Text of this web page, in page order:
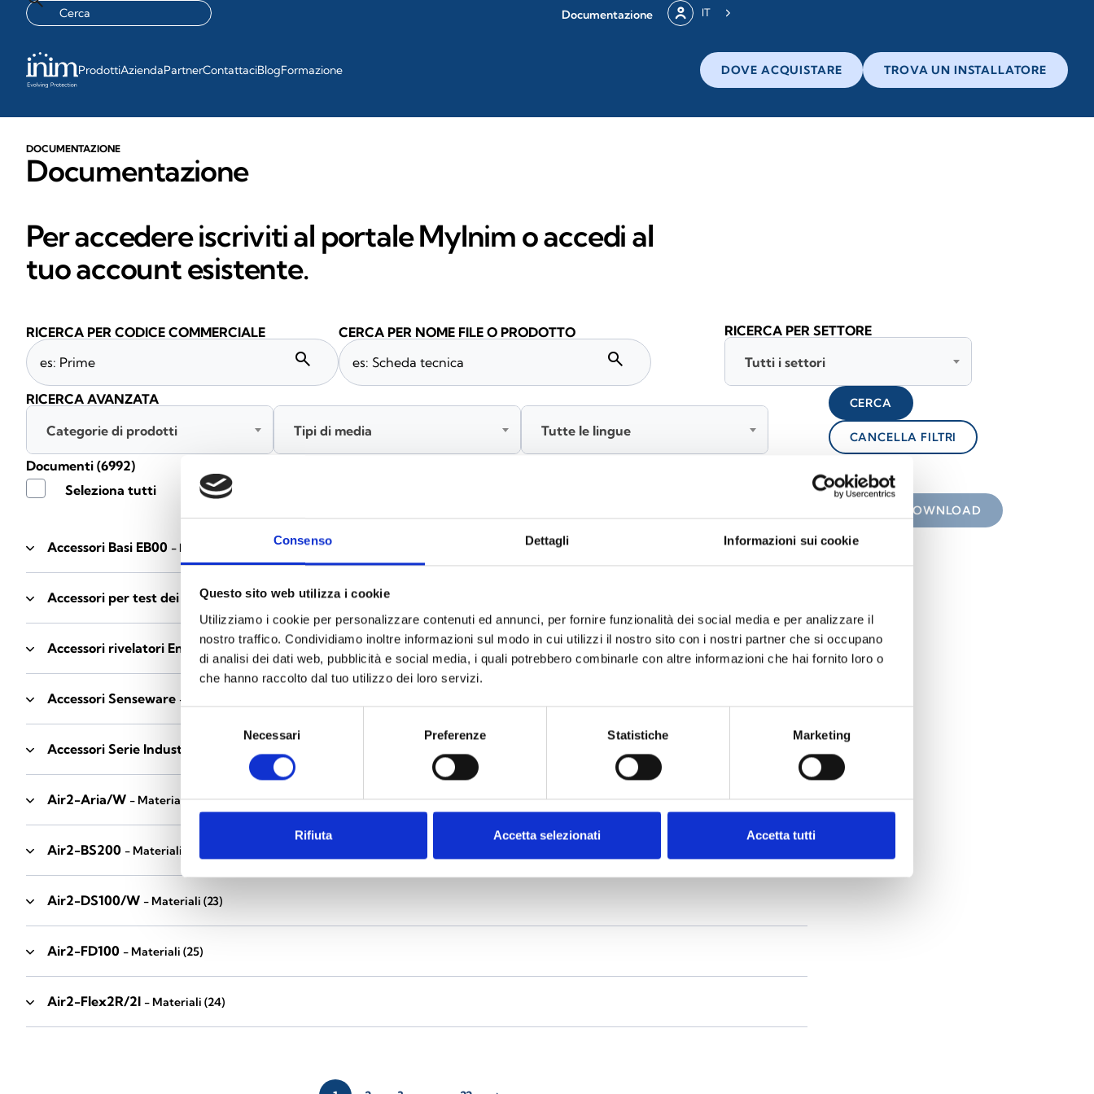
Consenso Dettagli Informazioni sui cookie
Questo sito web utilizza i cookie
Utilizziamo i cookie per personalizzare contenuti ed annunci, per fornire funzionalità dei social media e per analizzare il
nostro traffico. Condividiamo inoltre informazioni sul modo in cui utilizzi il nostro sito con i nostri partner che si occupano
di analisi dei dati web, pubblicità e social media, i quali potrebbero combinarle con altre informazioni che hai fornito loro o
che hanno raccolto dal tuo utilizzo dei loro servizi.
consenso
Necessari Preferenze Statistiche Marketing
Rifiuta Accetta selezionati Accetta tutti
Documentazione IT
ProdottiAziendaPartnerContattaciBlogFormazione DOVE ACQUISTARE TROVA UN INSTALLATORE
DOCUMENTAZIONE
Documentazione
Per accedere iscriviti al portale MyInim o accedi al
tuo account esistente.
Accessori Basi EB00 - Materiali
Accessori per test dei rivelatori - Materiali(6)
Accessori rivelatori Enea - Materiali(35)
Accessori Senseware - Materiali
Accessori Serie Industrial
Air2-Aria/W - Materiali(23)
Air2-BS200 - Materiali
Air2-DS100/W - Materiali (23)
Air2-FD100 - Materiali (25)
Air2-Flex2R/2I - Materiali (24)
Documenti (6992)
Seleziona tutti
DOWNLOAD
RICERCA PER CODICE COMMERCIALE
search
CERCA PER NOME FILE O PRODOTTO
search
RICERCA PER SETTORE
Tutti i settori
RICERCA AVANZATA
Categorie di prodotti
Tipi di media Tutte le lingue
CERCA
CANCELLA FILTRI